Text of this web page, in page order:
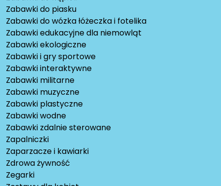
Zabawki do piasku
Zabawki do wózka łóżeczka i fotelika
Zabawki edukacyjne dla niemowląt
Zabawki ekologiczne
Zabawki i gry sportowe
Zabawki interaktywne
Zabawki militarne
Zabawki muzyczne
Zabawki plastyczne
Zabawki wodne
Zabawki zdalnie sterowane
Zapalniczki
Zaparzacze i kawiarki
Zdrowa żywność
Zegarki